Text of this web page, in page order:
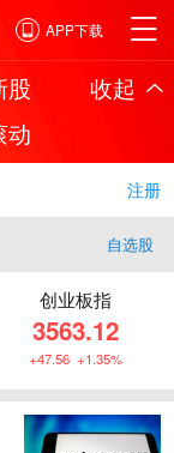
APP下载
股
收起
动
注册
自选股
创业板指
3563.12
+47.56 +1.35%